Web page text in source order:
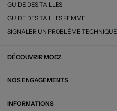
GUIDE DES TAILLES
GUIDE DES TAILLES FEMME
SIGNALER UN PROBLÈME TECHNIQUE
DÉCOUVRIR MODZ
NOS ENGAGEMENTS
INFORMATIONS